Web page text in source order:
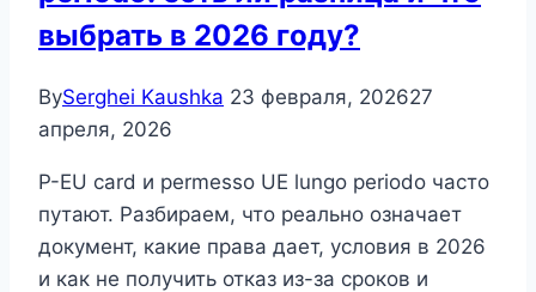
выбрать в 2026 году?
BySerghei Kaushka 23 февраля, 202627
апреля, 2026
P-EU card и permesso UE lungo periodo часто
путают. Разбираем, что реально означает
документ, какие права дает, условия в 2026
и как не получить отказ из-за сроков и